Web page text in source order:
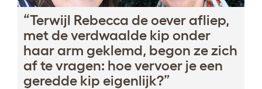
“Terwijl Rebecca de oever afliep,
met de verdwaalde kip onder
haar arm geklemd, begon ze zich
af te vragen: hoe vervoer je een
geredde kip eigenlijk?”